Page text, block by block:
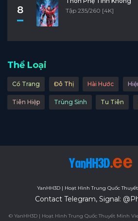
8
Tập 235/260 [4K]
Thể Loại
Cổ Trang Đô Thị Hài Hước
Tiên Hiệp Trùng Sinh Tu Tiên
YanHH3D | Hoạt Hình Trung Quốc
Contact Telegram, Signal:
© YanHH3D | Hoạt Hình Trung Quốc Thuyết Minh